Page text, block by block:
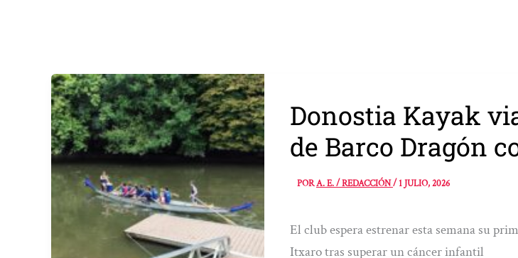
Donostia Kayak
de Barco Dragón
PORA. E. / REDACCIÓN/1 JULIO, 2026
El club espera estrenar esta semana su
Itxaro tras superar un cáncer infantil